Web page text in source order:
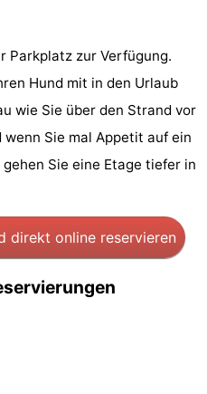
Parkplatz zur Verfügung.
Hund mit in den Urlaub
wie Sie über den Strand vor
Sie mal Appetit auf ein
Sie eine Etage tiefer in
direkt online reservieren